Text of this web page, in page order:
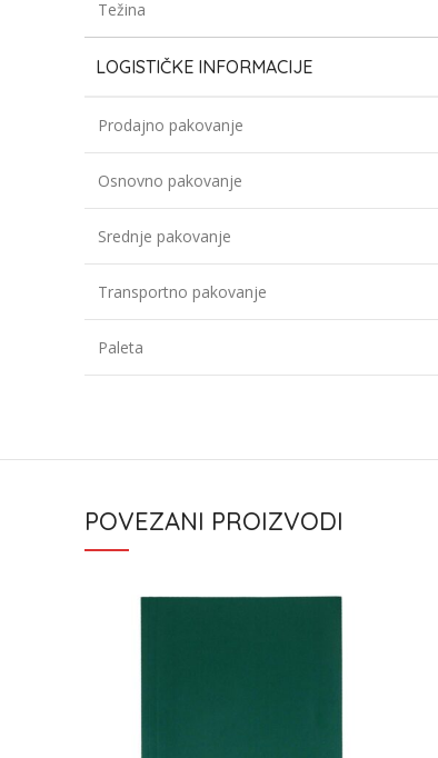
Težina
LOGISTIČKE INFORMACIJE
Prodajno pakovanje
Osnovno pakovanje
Srednje pakovanje
Transportno pakovanje
Paleta
POVEZANI PROIZVODI